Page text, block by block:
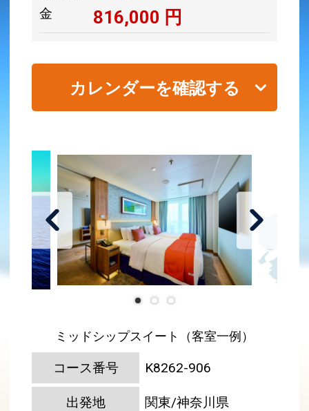
金
816,000 円
カレンダーを確認する
ミッドシップスイート（客室一例）
コース番号 K8262-906
出発地 関東/神奈川県